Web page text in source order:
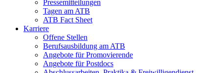
Pressemitteilungen
Tagen am ATB
ATB Fact Sheet
Karriere
Offene Stellen
Berufsausbildung am ATB
Angebote für Promovierende
Angebote für Postdocs